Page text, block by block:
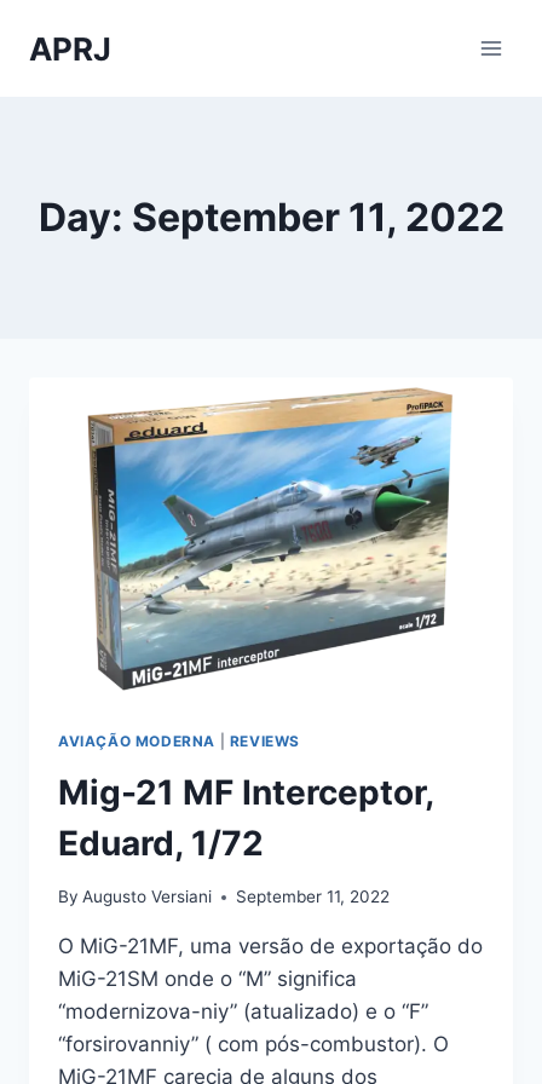
APRJ
Day: September 11, 2022
AVIAÇÃO MODERNA REVIEWS
Mig-21 MF Interceptor,
Eduard, 1/72
By Augusto Versiani September 11, 2022
O MiG-21MF, uma versão de exportação do
MiG-21SM onde o “M” significa
“modernizova-niy” (atualizado) e o “F”
“forsirovanniy” ( com pós-combustor). O
MiG-21MF carecia de alguns dos